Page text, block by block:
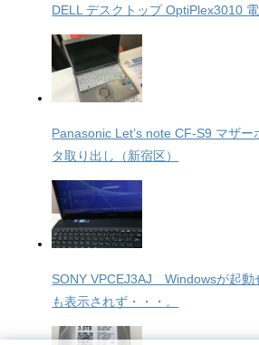
DELL デスクトップ OptiPlex3010
Panasonic Let’s note CF-S9 マザ
タ取り出し（新宿区）
SONY VPCEJ3AJ Windowsが起動
も表示されず・・・。